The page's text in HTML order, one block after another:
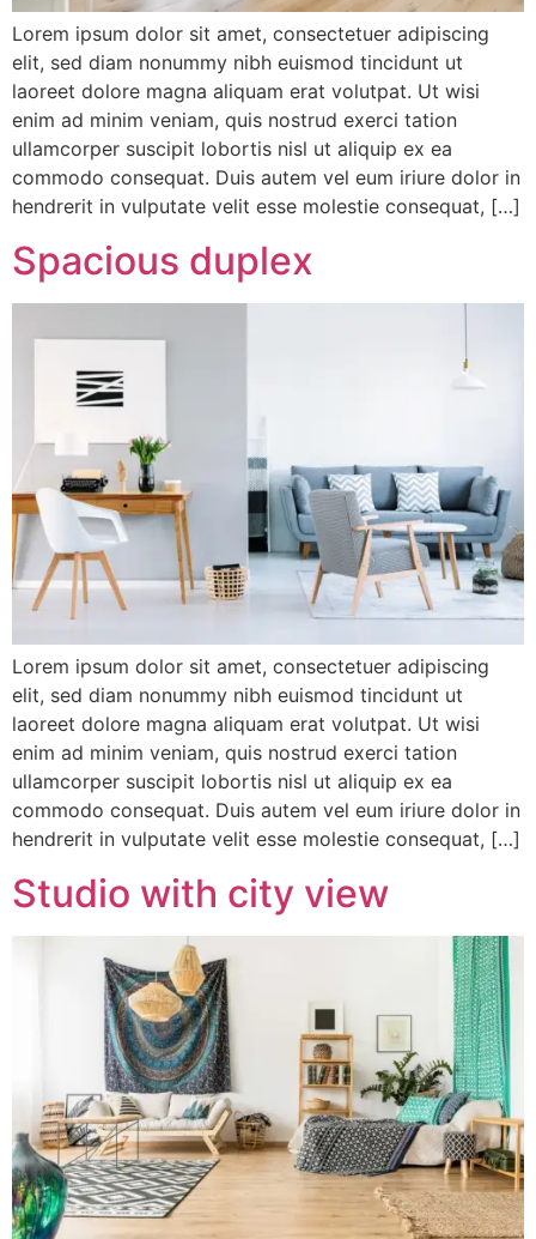
Lorem ipsum dolor sit amet, consectetuer adipiscing
elit, sed diam nonummy nibh euismod tincidunt ut
laoreet dolore magna aliquam erat volutpat. Ut wisi
enim ad minim veniam, quis nostrud exerci tation
ullamcorper suscipit lobortis nisl ut aliquip ex ea
commodo consequat. Duis autem vel eum iriure dolor in
hendrerit in vulputate velit esse molestie consequat, […]
Spacious duplex
Lorem ipsum dolor sit amet, consectetuer adipiscing
elit, sed diam nonummy nibh euismod tincidunt ut
laoreet dolore magna aliquam erat volutpat. Ut wisi
enim ad minim veniam, quis nostrud exerci tation
ullamcorper suscipit lobortis nisl ut aliquip ex ea
commodo consequat. Duis autem vel eum iriure dolor in
hendrerit in vulputate velit esse molestie consequat, […]
Studio with city view